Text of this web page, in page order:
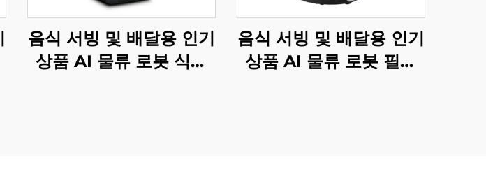
음식 서빙 및 배달용 인기
상품 AI 물류 로봇 식당
음식 서빙 및 배달용 인기
상품 AI 물류 로봇 필수